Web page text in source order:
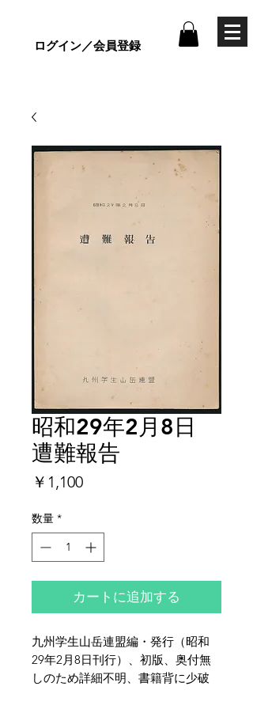
ログイン／会員登録
昭和29年2月8日
遭難報告
￥1,100価
数量 *
カートに追加する
九州学生山岳連盟編・発行（昭和
29年2月8日刊行）、初版、奥付無
しのため詳細不明、書籍背に少破